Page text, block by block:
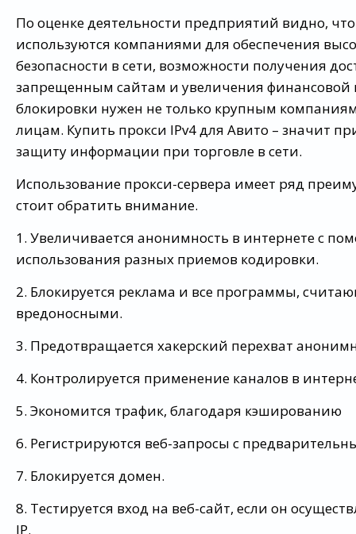
По оценке деятельности предприятий видно,
используются компаниями для обеспечения
безопасности в сети, возможности получения
запрещенным сайтам и увеличения
блокировки нужен не только крупным
лицам. Купить прокси IPv4 для Авито – значит
защиту информации при торговле в сети.
Использование прокси-сервера имеет ряд
стоит обратить внимание.
1. Увеличивается анонимность в интернете с
использования разных приемов кодировки.
2. Блокируется реклама и все программы,
вредоносными.
3. Предотвращается хакерский перехват
4. Контролируется применение каналов в
5. Экономится трафик, благодаря кэшированию
6. Регистрируются веб-запросы с
7. Блокируется домен.
8. Тестируется вход на веб-сайт, если он
IP.